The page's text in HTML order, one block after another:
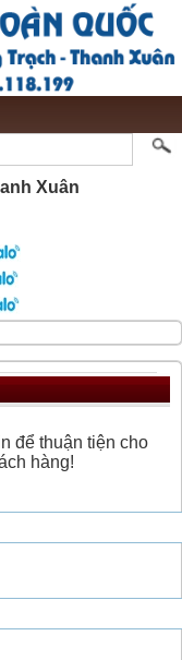
Xuân
để thuận tiện cho
hàng!